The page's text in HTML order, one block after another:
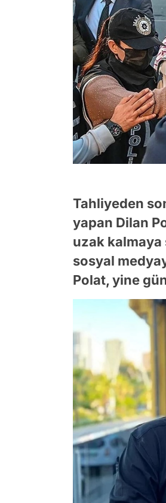
Tahliyeden
yapan Dilan
uzak kalmaya
sosyal
Polat, yine